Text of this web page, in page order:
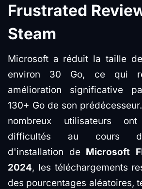
Frustrated
Steam
Microsoft a réduit la taille
environ 30 Go, ce qui
amélioration significative
130+ Go de son
nombreux utilisateurs
difficultés au cours
d'installation de Microsoft
2024, les téléchargements
des pourcentages aléatoires,